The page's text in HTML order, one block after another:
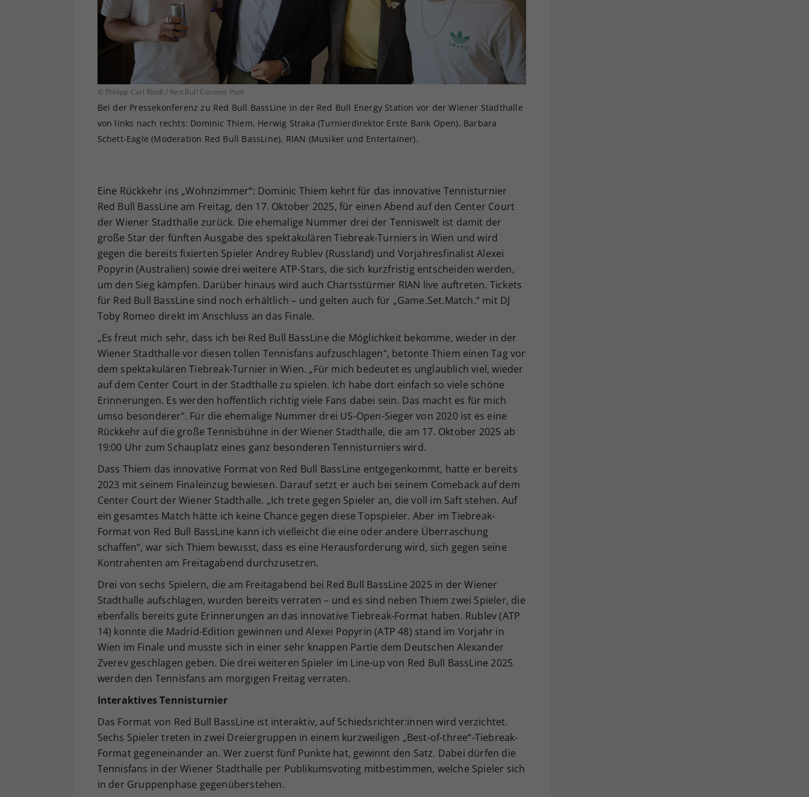
© Philipp Carl Riedl / Red Bull Content Pool
Bei der Pressekonferenz zu Red Bull BassLine in der Red Bull Energy Station vor der Wiener Stadthalle
von links nach rechts: Dominic Thiem, Herwig Straka (Turnierdirektor Erste Bank Open), Barbara
Schett-Eagle (Moderation Red Bull BassLine), RIAN (Musiker und Entertainer).
Eine Rückkehr ins „Wohnzimmer“: Dominic Thiem kehrt für das innovative Tennisturnier
Red Bull BassLine am Freitag, den 17. Oktober 2025, für einen Abend auf den Center Court
der Wiener Stadthalle zurück. Die ehemalige Nummer drei der Tenniswelt ist damit der
große Star der fünften Ausgabe des spektakulären Tiebreak-Turniers in Wien und wird
gegen die bereits fixierten Spieler Andrey Rublev (Russland) und Vorjahresfinalist Alexei
Popyrin (Australien) sowie drei weitere ATP-Stars, die sich kurzfristig entscheiden werden,
um den Sieg kämpfen. Darüber hinaus wird auch Chartsstürmer RIAN live auftreten. Tickets
für Red Bull BassLine sind noch erhältlich – und gelten auch für „Game.Set.Match.“ mit DJ
Toby Romeo direkt im Anschluss an das Finale.
„Es freut mich sehr, dass ich bei Red Bull BassLine die Möglichkeit bekomme, wieder in der
Wiener Stadthalle vor diesen tollen Tennisfans aufzuschlagen“, betonte Thiem einen Tag vor
dem spektakulären Tiebreak-Turnier in Wien. „Für mich bedeutet es unglaublich viel, wieder
auf dem Center Court in der Stadthalle zu spielen. Ich habe dort einfach so viele schöne
Erinnerungen. Es werden hoffentlich richtig viele Fans dabei sein. Das macht es für mich
umso besonderer“. Für die ehemalige Nummer drei US-Open-Sieger von 2020 ist es eine
Rückkehr auf die große Tennisbühne in der Wiener Stadthalle, die am 17. Oktober 2025 ab
19:00 Uhr zum Schauplatz eines ganz besonderen Tennisturniers wird.
Dass Thiem das innovative Format von Red Bull BassLine entgegenkommt, hatte er bereits
2023 mit seinem Finaleinzug bewiesen. Darauf setzt er auch bei seinem Comeback auf dem
Center Court der Wiener Stadthalle. „Ich trete gegen Spieler an, die voll im Saft stehen. Auf
ein gesamtes Match hätte ich keine Chance gegen diese Topspieler. Aber im Tiebreak-
Format von Red Bull BassLine kann ich vielleicht die eine oder andere Überraschung
schaffen“, war sich Thiem bewusst, dass es eine Herausforderung wird, sich gegen seine
Kontrahenten am Freitagabend durchzusetzen.
Drei von sechs Spielern, die am Freitagabend bei Red Bull BassLine 2025 in der Wiener
Stadthalle aufschlagen, wurden bereits verraten – und es sind neben Thiem zwei Spieler, die
ebenfalls bereits gute Erinnerungen an das innovative Tiebreak-Format haben. Rublev (ATP
14) konnte die Madrid-Edition gewinnen und Alexei Popyrin (ATP 48) stand im Vorjahr in
Wien im Finale und musste sich in einer sehr knappen Partie dem Deutschen Alexander
Zverev geschlagen geben. Die drei weiteren Spieler im Line-up von Red Bull BassLine 2025
werden den Tennisfans am morgigen Freitag verraten.
Interaktives Tennisturnier
Das Format von Red Bull BassLine ist interaktiv, auf Schiedsrichter:innen wird verzichtet.
Sechs Spieler treten in zwei Dreiergruppen in einem kurzweiligen „Best-of-three“-Tiebreak-
Format gegeneinander an. Wer zuerst fünf Punkte hat, gewinnt den Satz. Dabei dürfen die
Tennisfans in der Wiener Stadthalle per Publikumsvoting mitbestimmen, welche Spieler sich
in der Gruppenphase gegenüberstehen.
Ihrer vorgenommen Einstellungen, falls der
Webseiten-Betreiber dies eingestellt hat.